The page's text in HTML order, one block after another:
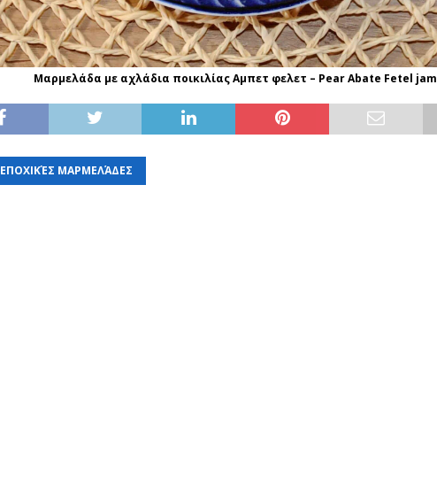
Μαρμελάδα με αχλάδια ποικιλίας Αμπετ φελετ – Pear Abate Fetel jam
ΕΠΟΧΙΚΈΣ ΜΑΡΜΕΛΆΔΕΣ